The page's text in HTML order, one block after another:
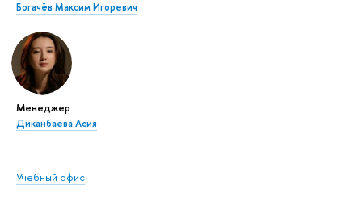
Богачёв Максим Игоревич
Менеджер
Диканбаева Асия
Учебный офис